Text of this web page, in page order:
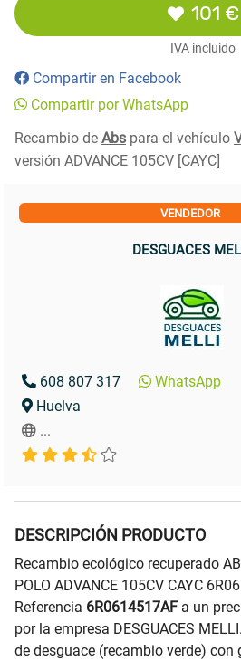
101 €
IVA incluido
Compartir en Facebook
Compartir por WhatsApp
Recambio de Abs para el vehículo
versión ADVANCE 105CV [CAYC]
VENDEDOR
DESGUACES
608 807 317
WhatsApp
Huelva
...
DESCRIPCIÓN PRODUCTO
Recambio ecológico recuperado
POLO ADVANCE 105CV CAYC
Referencia 6R0614517AF a un
por la empresa DESGUACES
de desguace (recambio verde) con